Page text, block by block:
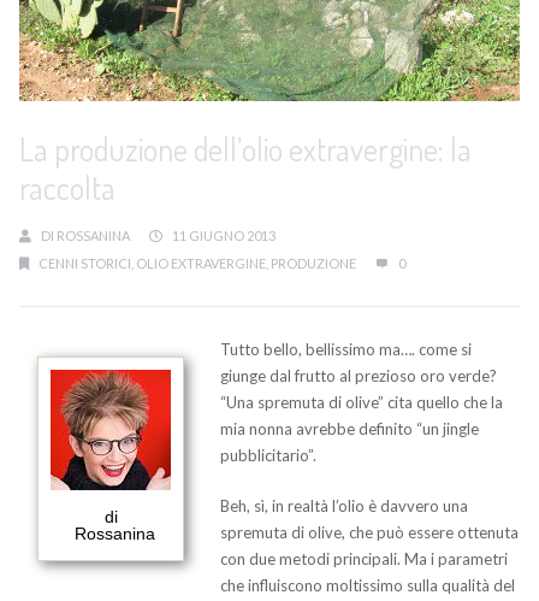
La produzione dell’olio extravergine: la
raccolta
DI ROSSANINA
11 GIUGNO 2013
CENNI STORICI OLIO EXTRAVERGINE PRODUZIONE 0
di
Rossanina
Tutto bello, bellissimo ma…. come si
giunge dal frutto al prezioso oro verde?
“Una spremuta di olive” cita quello che la
mia nonna avrebbe definito “un jingle
pubblicitario”.
Beh, sì, in realtà l’olio è davvero una
spremuta di olive, che può essere ottenuta
con due metodi principali. Ma i parametri
che influiscono moltissimo sulla qualità del